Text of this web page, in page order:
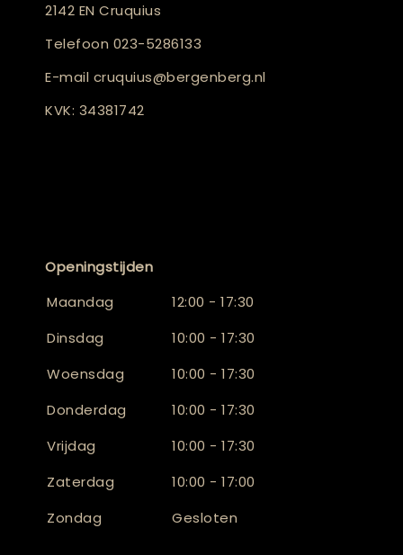
2142 EN Cruquius
Telefoon 023-5286133
E-mail cruquius@bergenberg.nl
KVK: 34381742
Openingstijden
Maandag
12:00 - 17:30
Dinsdag
10:00 - 17:30
Woensdag
10:00 - 17:30
Donderdag
10:00 - 17:30
Vrijdag
10:00 - 17:30
Zaterdag
10:00 - 17:00
Zondag
Gesloten